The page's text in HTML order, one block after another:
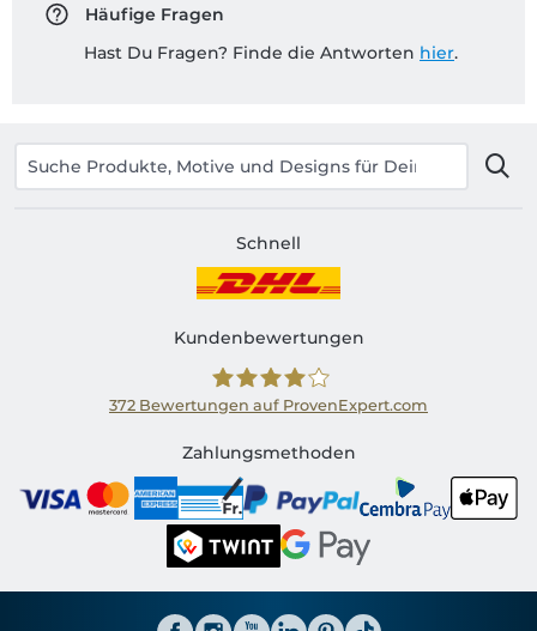
Häufige Fragen
Hast Du Fragen? Finde die Antworten hier.
Schnell
Kundenbewertungen
Shirtinator CH
372 Bewertungen auf ProvenExpert.com
Zahlungsmethoden